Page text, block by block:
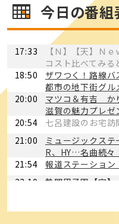
今日の番組
17:33
【Ｎ】【天】Ｎ
コスト比べてみ
18:50
ザワつく！路線
都市の地下街グル
20:00
マツコ＆有吉 か
滋賀の魅力プレゼ
20:54
七呂建設のお宅訪
21:00
ミュージックス
R、HY…名曲続々
21:54
報道ステーション
23:10
熱闘甲子園【字